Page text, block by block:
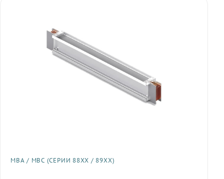
МВА / МВС (СЕРИИ 88XX / 89XX)